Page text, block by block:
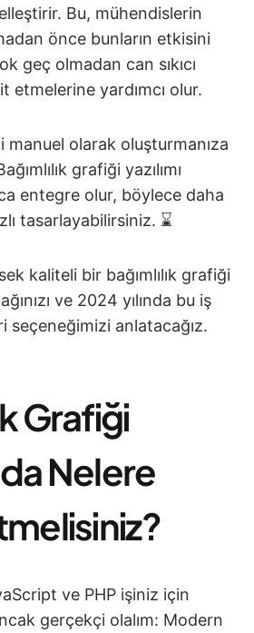
Bu, mühendislerin
önce bunların etkisini
geç olmadan can sıkıcı
etmelerine yardımcı olur.
manuel olarak oluşturmanıza
grafiği yazılımı
entegre olur, böylece daha
tasarlayabilirsiniz. ⌛
kaliteli bir bağımlılık grafiği
ve 2024 yılında bu iş
seçeneğimizi anlatacağız.
Grafiği
Nelere
ve PHP işiniz için
gerçekçi olalım: Modern